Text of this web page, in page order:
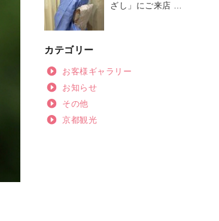
ざし」にご来店 …
カテゴリー
お客様ギャラリー
お知らせ
その他
京都観光